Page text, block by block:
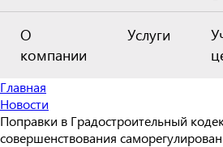
О
компании
Услуги
Главная
Новости
Поправки в Градостроительный
совершенствования